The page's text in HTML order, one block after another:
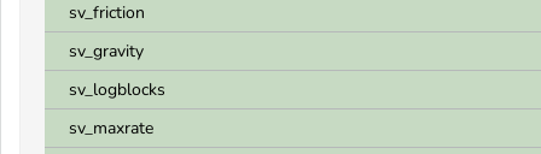
sv_friction
sv_gravity
sv_logblocks
sv_maxrate